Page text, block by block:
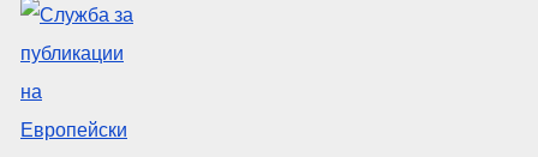
IMMC : C(2024)8083